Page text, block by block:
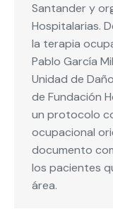
Santander y
Hospitalarias.
la terapia
Pablo García
Unidad de
de Fundación
un protocolo
ocupacional
documento
los pacientes
área.